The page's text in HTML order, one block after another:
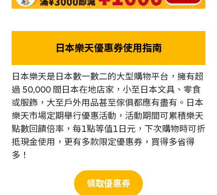
日本樂天優惠券使用指南
日本樂天是日本數一數二的大型購物平台，擁有超
過 50,000 間日本在地店家，小至日本文具、零食
或服飾，大至戶外用品甚至傢俱都應有盡有。日本
樂天市場定期舉行優惠活動，活動期間可累積樂天
點數回饋倍率，每1點等值1日元，下次購物時可折
抵現金使用，更有多款限定優惠券，買得多省得
多！
領取優惠券